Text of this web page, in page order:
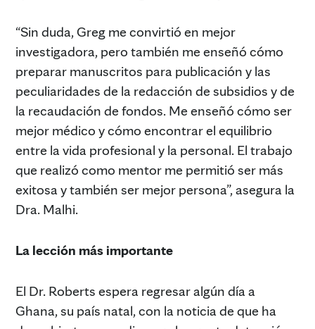
“Sin duda, Greg me convirtió en mejor
investigadora, pero también me enseñó cómo
preparar manuscritos para publicación y las
peculiaridades de la redacción de subsidios y de
la recaudación de fondos. Me enseñó cómo ser
mejor médico y cómo encontrar el equilibrio
entre la vida profesional y la personal. El trabajo
que realizó como mentor me permitió ser más
exitosa y también ser mejor persona”, asegura la
Dra. Malhi.
La lección más importante
El Dr. Roberts espera regresar algún día a
Ghana, su país natal, con la noticia de que ha